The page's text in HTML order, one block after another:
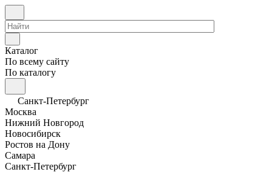
Каталог
По всему сайту
По каталогу
Санкт-Петербург
Москва
Нижний Новгород
Новосибирск
Ростов на Дону
Самара
Санкт-Петербург